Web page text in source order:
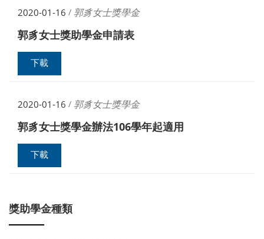
2020-01-16 / 郭豸女士獎學金
郭豸女士獎助學金申請表
下載
2020-01-16 / 郭豸女士獎學金
郭豸女士獎學金辦法106學年起適用
下載
獎助學金種類